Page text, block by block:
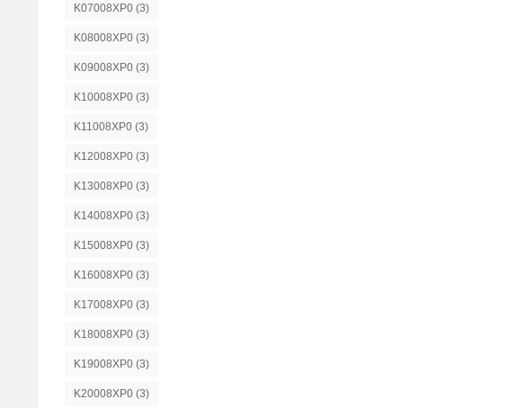
K07008XP0 (3)
K08008XP0 (3)
K09008XP0 (3)
K10008XP0 (3)
K11008XP0 (3)
K12008XP0 (3)
K13008XP0 (3)
K14008XP0 (3)
K15008XP0 (3)
K16008XP0 (3)
K17008XP0 (3)
K18008XP0 (3)
K19008XP0 (3)
K20008XP0 (3)